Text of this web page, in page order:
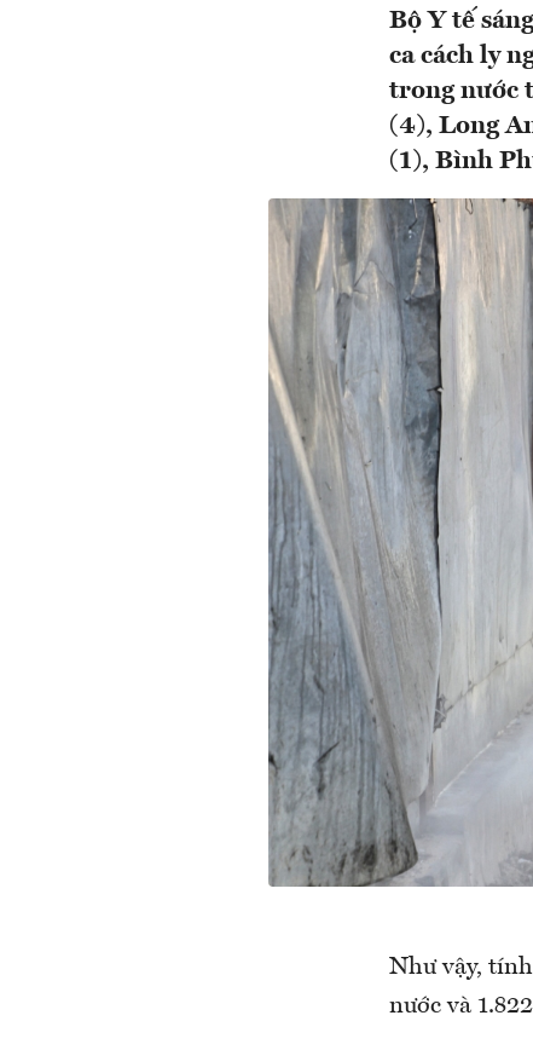
Bộ Y tế
ca cách ly
trong nước
(4), Long
(1), Bình
Như vậy,
nước và